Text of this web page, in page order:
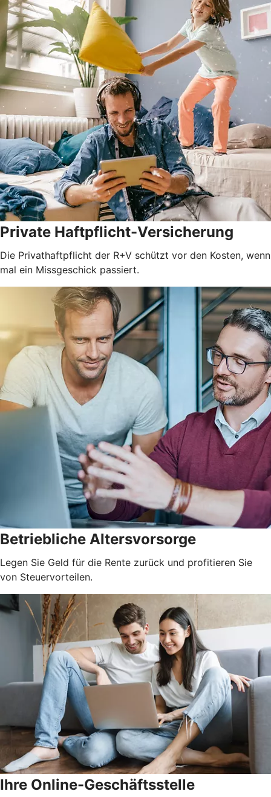
Private Haftpflicht-Versicherung
Die Privathaftpflicht der R+V schützt vor den Kosten, wenn
mal ein Missgeschick passiert.
Betriebliche Altersvorsorge
Legen Sie Geld für die Rente zurück und profitieren Sie
von Steuervorteilen.
Ihre Online-Geschäftsstelle